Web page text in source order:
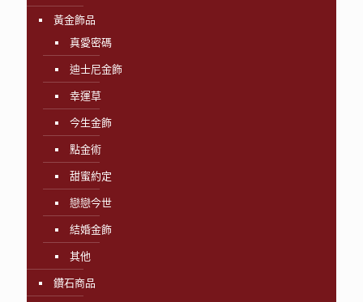
黃金飾品
真愛密碼
迪士尼金飾
幸運草
今生金飾
點金術
甜蜜約定
戀戀今世
結婚金飾
其他
鑽石商品